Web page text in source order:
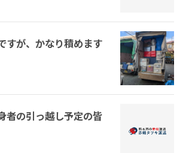
すが、かなり積めます
者の引っ越し予定の皆